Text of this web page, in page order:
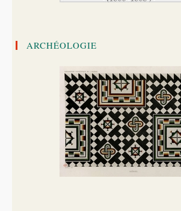
ARCHÉOLOGIE